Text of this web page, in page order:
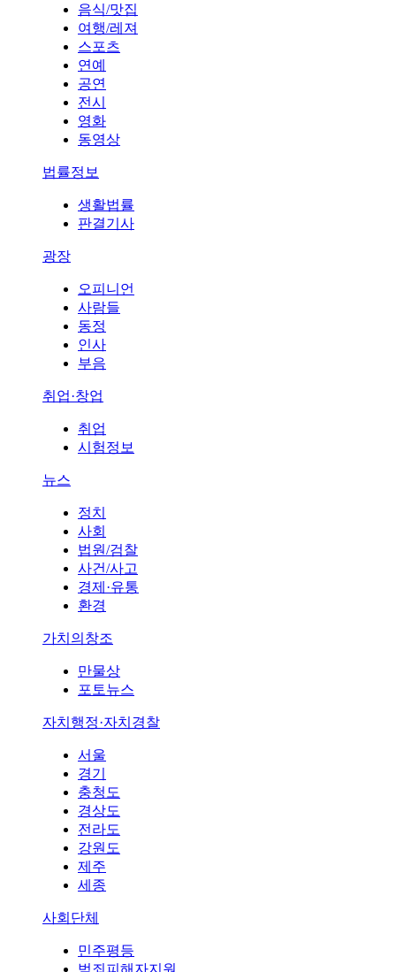
음식/맛집
여행/레져
스포츠
연예
공연
전시
영화
동영상
법률정보
생활법률
판결기사
광장
오피니언
사람들
동정
인사
부음
취업·창업
취업
시험정보
뉴스
정치
사회
법원/검찰
사건/사고
경제·유통
환경
가치의창조
만물상
포토뉴스
자치행정·자치경찰
서울
경기
충청도
경상도
전라도
강원도
제주
세종
사회단체
민주평등
범죄피해자지원